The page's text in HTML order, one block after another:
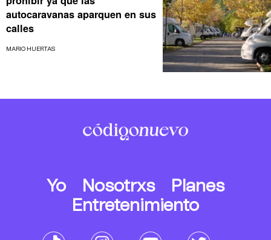
autocaravanas aparquen en sus
calles
MARIO HUERTAS
Yo Nosotrxs
Planes
Entretenimiento